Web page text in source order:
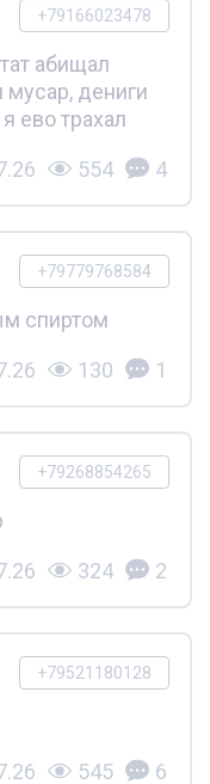
+79166023478
абищал
мусар, дениги
ево трахал
554 4
+79779768584
спиртом
130 1
+79268854265
324 2
+79521180128
545 6